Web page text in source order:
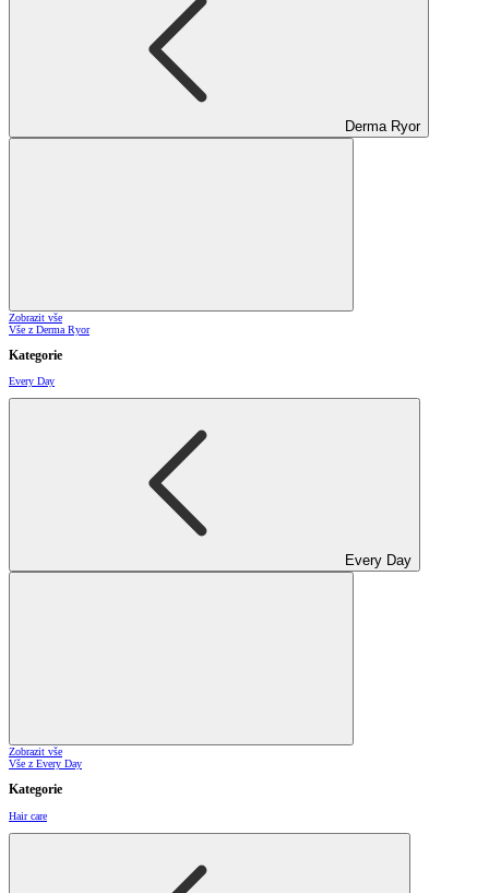
Derma Ryor
Zobrazit vše
Vše z Derma Ryor
Kategorie
Every Day
Every Day
Zobrazit vše
Vše z Every Day
Kategorie
Hair care